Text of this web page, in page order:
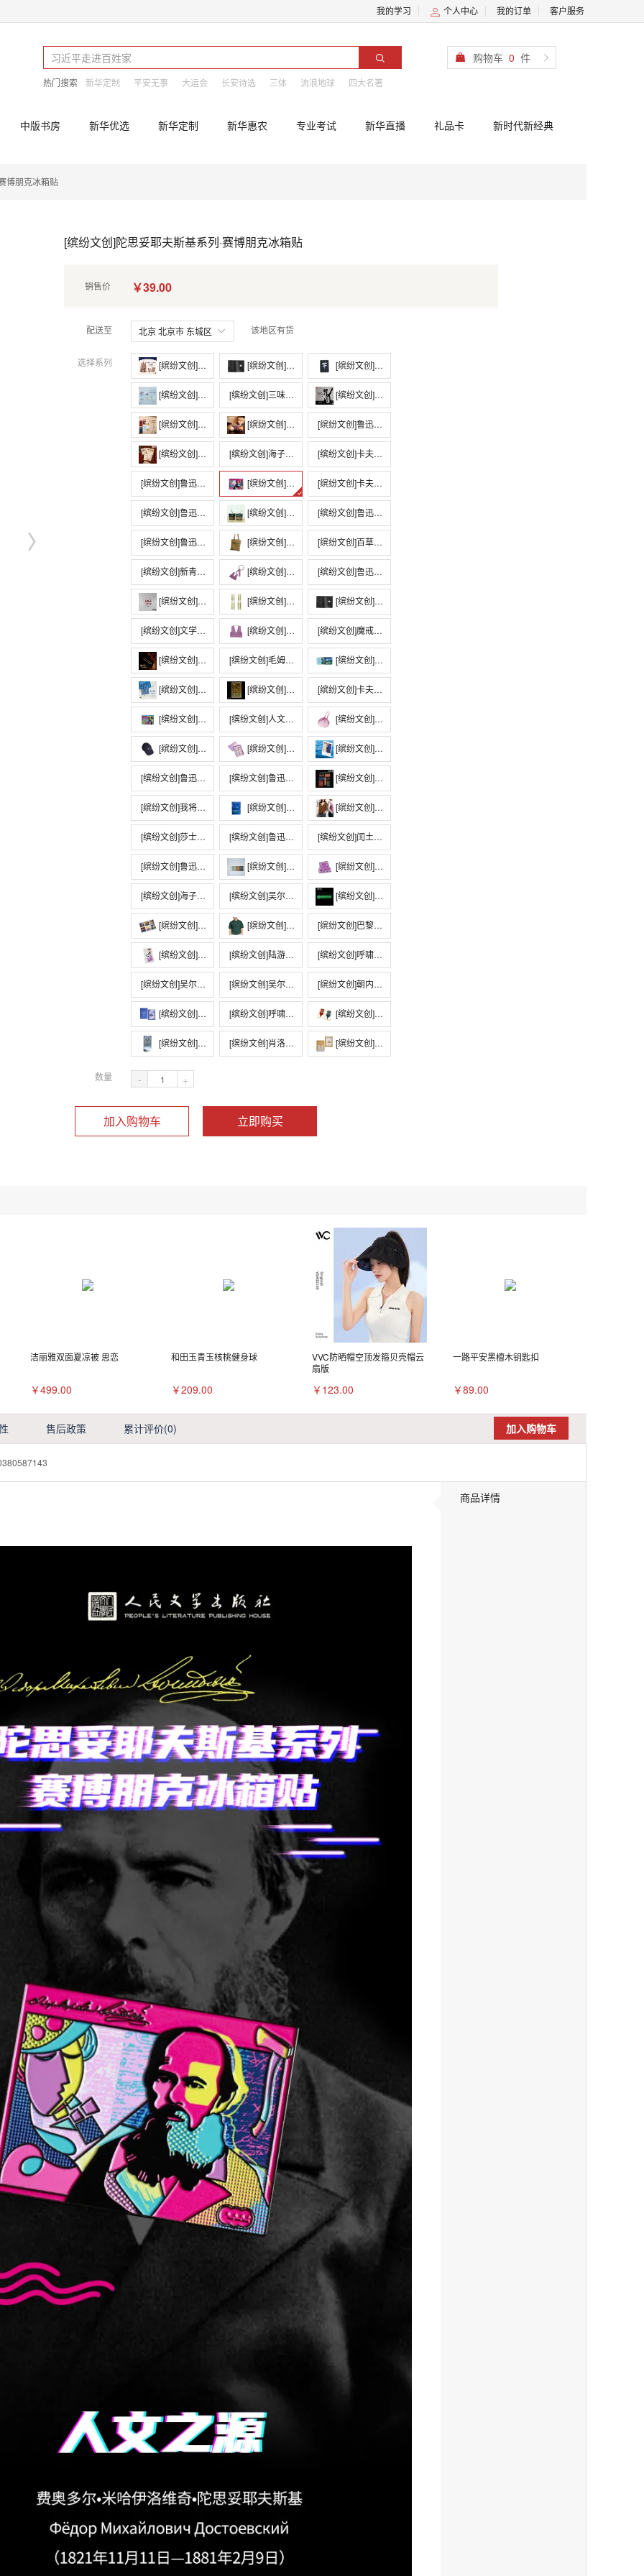
我的学习 个人中心 我的订单 客户服务
热门搜索 新华定制 平安无事 大运会 长安诗选 三体 流浪地球 四大名著
购物车 0 件
中版书房 新华优选 新华定制 新华惠农 专业考试 新华直播 礼品卡 新时代新经典
博朋克冰箱贴
[缤纷文创]陀思妥耶夫斯基系列·赛博朋克冰箱贴
销售价 ￥39.00
配送至 北京 北京市 东城区 该地区有货
选择系列 [缤纷文创]安徒生主题 · 坚定的锡兵滑动冰箱贴 [缤纷文创]卡夫卡系列·口袋本杜邦纸书衣 [缤纷文创]卡夫卡系列纪念pu皮笔记本
[缤纷文创]鲁迅系列·人物金句亚克力冰箱贴 [缤纷文创]三味书屋木制拼插书立 [缤纷文创]卡夫卡系列·k字金属冰箱贴
[缤纷文创]鲁迅系列 · 初版封面亚克力夹子 [缤纷文创]鲁迅系列·毛绒挂件 [缤纷文创]鲁迅主题 · 书型冰箱贴
[缤纷文创]鲁迅系列 · 双色活版明信片 [缤纷文创]海子以梦为马黄铜书签 [缤纷文创]卡夫卡系列 · 刺绣钥匙扣
[缤纷文创]鲁迅系列·灯箱冰箱贴 [缤纷文创]陀思妥耶夫斯基系列·赛博朋克冰箱贴 [缤纷文创]卡夫卡系列·K先生书立
[缤纷文创]鲁迅系列 · 刺绣钥匙扣-第二辑 [缤纷文创]鲁迅金句系列主题保温桌面杯 [缤纷文创]鲁迅系列 · 初版封面系列帆布包
[缤纷文创]鲁迅初版封面系列亚克力冰箱贴 [缤纷文创]鲁迅系列 · 三味书屋杜邦纸包 [缤纷文创]百草园陶瓷冰箱贴
[缤纷文创]新青年创刊110周年藏书票（红色款） [缤纷文创]迅哥紫色毛背心金属钥匙扣挂件 [缤纷文创]鲁迅初版封面系列文件夹
[缤纷文创]“人类需要文学”玻璃杯 [缤纷文创]鲁迅主题黄铜书签 [缤纷文创]卡夫卡杜邦纸书衣A6
[缤纷文创]文学星空陶瓷冰箱贴 [缤纷文创]鲁迅文创紫色毛背心金属冰箱贴 [缤纷文创]魔戒立体贺卡·阿拉贡与阿尔玟
[缤纷文创]魔戒系列 · 铭文水晶镇纸 [缤纷文创]毛姆系列·赛博朋克冰箱贴 [缤纷文创]鲁迅系列 · 闰土刺猹滑动冰箱贴
[缤纷文创]海子系列黄铜书签 [缤纷文创]网格本系列《金钱》主题流沙冰箱贴 [缤纷文创]卡夫卡系列 · 帆布护书袋
[缤纷文创]托尔斯泰系列·赛博朋克冰箱贴 [缤纷文创]人文之宝×混知鲁迅捕鸟黄铜书签 [缤纷文创]鲁迅大先生的毛线网兜包
[缤纷文创]鲁迅系列·朝花夕拾棒球帽 [缤纷文创]鲁迅毛背心文创饼干曲奇礼盒 一盒16枚，紫薯味 [缤纷文创]海子系列 · 面朝大海/幸福的人T恤
[缤纷文创]鲁迅初版封面系列横线笔记本 [缤纷文创]鲁迅系列 · 闰土刺猹亚克力拼插摆件 [缤纷文创]鲁迅金句亚克力冰箱贴
[缤纷文创]我将大笑我将歌唱斜挎包帆布包 [缤纷文创]海明威系列-流麻冰箱贴 [缤纷文创]鲁迅系列 · 大先生的毛背心
[缤纷文创]莎士比亚主题袜子礼盒 [缤纷文创]鲁迅系列 · 金句贴纸（单张） [缤纷文创]闰土刺猹活版印刷明信片
[缤纷文创]鲁迅系列·百草园艾草锤 [缤纷文创]新青年系列·pu皮笔记本 [缤纷文创]鲁迅文创紫色毛背心流麻冰箱贴
[缤纷文创]海子系列 · 波浪纹亚克力吊牌 [缤纷文创]吴尔夫系列自己的房间挂链款黄铜书签 [缤纷文创]吴尔夫系列·一间自己的房间金属书签尺
[缤纷文创]堂吉诃德系列滴胶冰箱贴套装 [缤纷文创]关羽Polo衫 [缤纷文创]巴黎圣母院金属书立
[缤纷文创]迅哥紫色毛背心亚克力钥匙扣挂件 [缤纷文创]陆游诞辰900周年藏书票 [缤纷文创]呼啸山庄流麻冰箱贴
[缤纷文创]吴尔夫系列-TN真皮手账本 [缤纷文创]吴尔夫系列《达洛维太太》帆布袋 [缤纷文创]朝内166亚克力相框冰箱贴 适配mini拍立得尺寸
[缤纷文创]儒勒·凡尔纳逝世120周年藏书票 [缤纷文创]呼啸山庄系列·刺绣包 [缤纷文创]朝内166系列 · 钢笔元素金属书签
[缤纷文创]魔戒主题 · 都林之门小夜灯 [缤纷文创]肖洛霍夫诞辰120周年藏书票 胶印荧光版 [缤纷文创]维克多·雨果逝世140周年纪念荧光藏书票
数量 - +
加入购物车 立即购买
洁丽雅双面夏凉被 思恋
￥499.00
和田玉青玉核桃健身球
￥209.00
VVC防晒帽空顶发箍贝壳帽云
扇版
￥123.00
一路平安黑檀木钥匙扣
￥89.00
售后政策 累计评价(0) 加入购物车
商品详情